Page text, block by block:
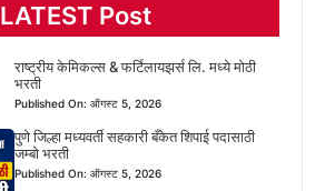
LATEST Post
राष्ट्रीय केमिकल्स & फर्टिलायझर्स लि. मध्ये मोठी
भरती
Published On: ऑगस्ट 5, 2026
पुणे जिल्हा मध्यवर्ती सहकारी बँकेत शिपाई पदासाठी
जम्बो भरती
Published On: ऑगस्ट 5, 2026